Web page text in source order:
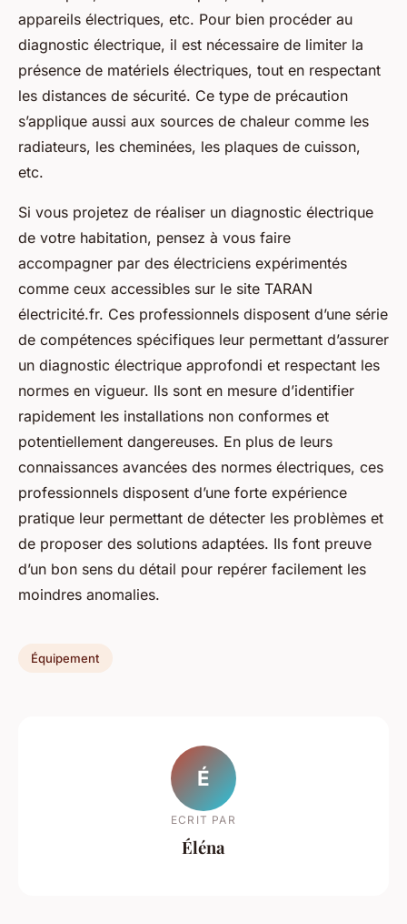
appareils électriques, etc. Pour bien procéder au
diagnostic électrique, il est nécessaire de limiter la
présence de matériels électriques, tout en respectant
les distances de sécurité. Ce type de précaution
s’applique aussi aux sources de chaleur comme les
radiateurs, les cheminées, les plaques de cuisson,
etc.
Si vous projetez de réaliser un diagnostic électrique
de votre habitation, pensez à vous faire
accompagner par des électriciens expérimentés
comme ceux accessibles sur le site TARAN
électricité.fr. Ces professionnels disposent d’une série
de compétences spécifiques leur permettant d’assurer
un diagnostic électrique approfondi et respectant les
normes en vigueur. Ils sont en mesure d’identifier
rapidement les installations non conformes et
potentiellement dangereuses. En plus de leurs
connaissances avancées des normes électriques, ces
professionnels disposent d’une forte expérience
pratique leur permettant de détecter les problèmes et
de proposer des solutions adaptées. Ils font preuve
d’un bon sens du détail pour repérer facilement les
moindres anomalies.
Équipement
É
ECRIT PAR
Éléna